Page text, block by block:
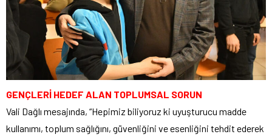
GENÇLERİ HEDEF ALAN TOPLUMSAL SORUN
Vali Dağlı mesajında, “Hepimiz biliyoruz ki uyuşturucu madde
kullanımı, toplum sağlığını, güvenliğini ve esenliğini tehdit ederek